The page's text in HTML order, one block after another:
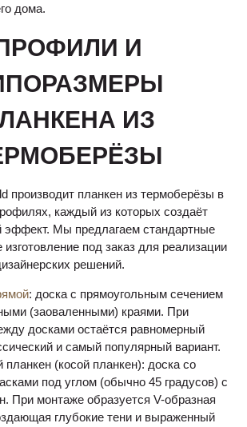
дома.
И
ИЗ
производит планкен из термоберёзы в
каждый из которых создаёт
эффект. Мы предлагаем стандартные
под заказ для реализации
решений.
: доска с прямоугольным сечением
(заоваленными) краями. При
досками остаётся равномерный
и самый популярный вариант.
(косой планкен): доска со
под углом (обычно 45 градусов) с
При монтаже образуется V-образная
глубокие тени и выраженный